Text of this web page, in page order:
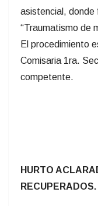
asistencial, donde
“Traumatismo de
El procedimiento
Comisaria 1ra.
competente.
HURTO
RECUPERADOS.